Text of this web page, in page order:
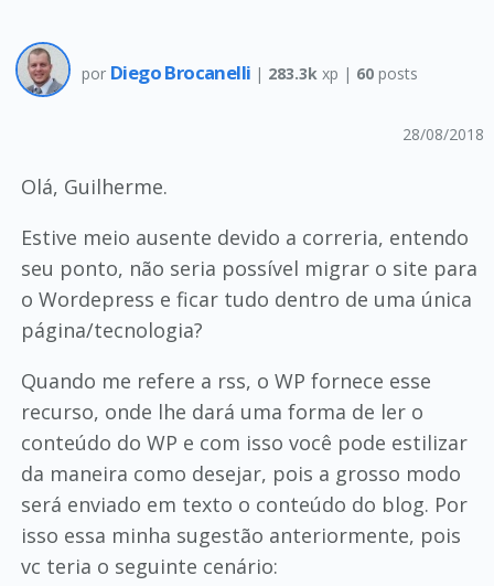
por Diego Brocanelli | 283.3k xp | 60posts
28/08/2018
Olá, Guilherme.
Estive meio ausente devido a correria, entendo
seu ponto, não seria possível migrar o site para
o Wordepress e ficar tudo dentro de uma única
página/tecnologia?
Quando me refere a rss, o WP fornece esse
recurso, onde lhe dará uma forma de ler o
conteúdo do WP e com isso você pode estilizar
da maneira como desejar, pois a grosso modo
será enviado em texto o conteúdo do blog. Por
isso essa minha sugestão anteriormente, pois
vc teria o seguinte cenário: